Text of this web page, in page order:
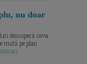
nu doar
descoperă ceva
mută pe plan